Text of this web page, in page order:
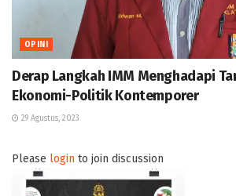
OPINI
Derap Langkah IMM Menghadapi
Ekonomi-Politik Kontemporer
29 Agustus, 2023
Please login to join discussion